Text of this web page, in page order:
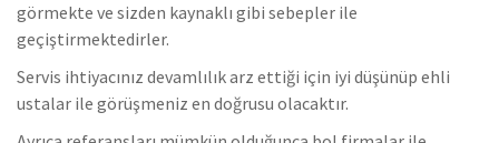
görmekte ve sizden kaynaklı gibi sebepler ile
geçiştirmektedirler.
Servis ihtiyacınız devamlılık arz ettiği için iyi düşünüp ehli
ustalar ile görüşmeniz en doğrusu olacaktır.